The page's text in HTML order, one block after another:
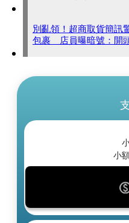
別亂領！超商取貨簡訊
包裹 店員曝暗號：開
小